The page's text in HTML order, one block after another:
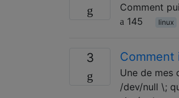
Comment
145
linux
3
Une de mes
/dev/null \;